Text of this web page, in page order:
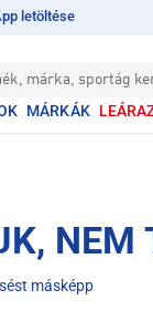
letöltése
márka, sportág
MÁRKÁK
NEM
másképp